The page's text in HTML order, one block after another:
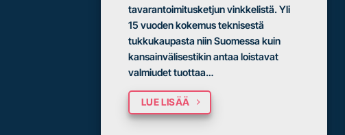
tavarantoimitusketjun vinkkelistä. Yli
15 vuoden kokemus teknisestä
tukkukaupasta niin Suomessa kuin
kansainvälisestikin antaa loistavat
valmiudet tuottaa…
LUE LISÄÄ